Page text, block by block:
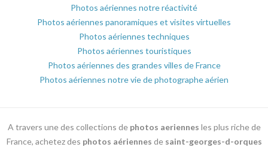
Photos aériennes notre réactivité
Photos aériennes panoramiques et visites virtuelles
Photos aériennes techniques
Photos aériennes touristiques
Photos aériennes des grandes villes de France
Photos aériennes notre vie de photographe aérien
A travers une des collections de photos aeriennes les plus riche de
France, achetez des photos aériennes de saint-georges-d-orques